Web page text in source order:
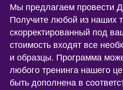
Мы предлагаем провести
Получите любой из наших
скорректированный под
стоимость входят все
и образцы. Программа
любого тренинга нашего
быть дополнена в